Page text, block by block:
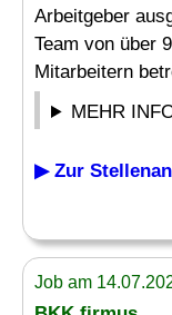
Arbeitgeber
Team von über
Mitarbeitern
MEHR
▶ Zur
Job am